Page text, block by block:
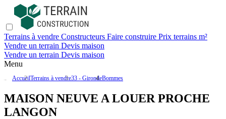
Terrains à vendre Constructeurs Faire construire Prix terrains m²
Vendre un terrain Devis maison
Vendre un terrain Devis maison
Menu
AccueilTerrains à vendre33 - GirondeBommes
MAISON NEUVE A LOUER PROCHE
LANGON